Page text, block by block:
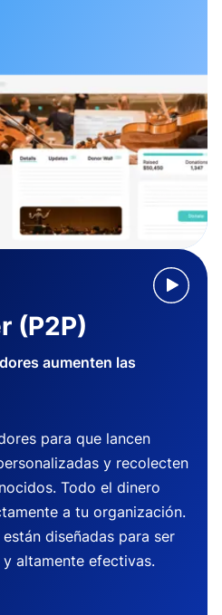
(P2P)
aumenten las
para que lancen
y recolecten
Todo el dinero
a tu organización.
diseñadas para ser
altamente efectivas.